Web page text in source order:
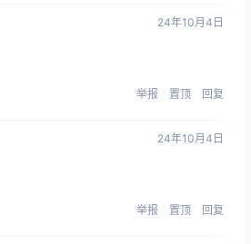
24年10月4日
举报 置顶 回复
24年10月4日
举报 置顶 回复